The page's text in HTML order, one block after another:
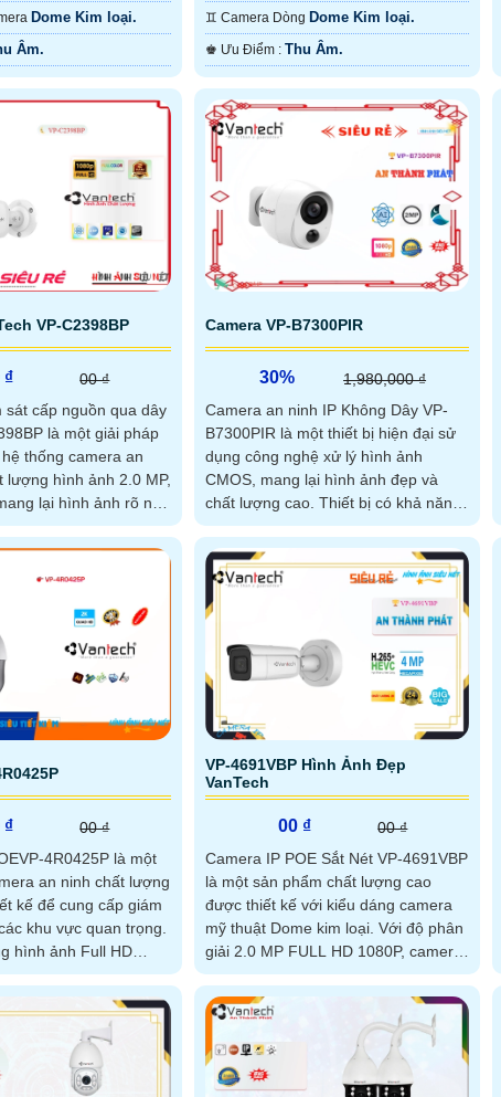
Dome Kim loại.
Âm.
Hồng Ngoại SMD.
♊ Camera Dòng Dome Kim loại.
️♚ Ưu Điểm : Thu Âm.
VP-C2398BP
₫
00 ₫
sát cấp nguồn qua dây
là một giải pháp
thống camera an
lại hình ảnh rõ nét
Camera VP-B7300PIR
30%
1,980,000 ₫
Camera an ninh IP Không Dây VP-
B7300PIR là một thiết bị hiện đại sử
dụng công nghệ xử lý hình ảnh
CMOS, mang lại hình ảnh đẹp và
chất lượng cao. Thiết bị có khả năng
xem trong đêm bằng công nghệ hồng
ngoại 10m, cho phép quan sát 24/7
₫
00 ₫
4R0425P là một
an ninh chất lượng
kế để cung cấp giám
khu vực quan trọng.
hình ảnh Full HD
VP-4691VBP Hình Ảnh Đẹp
VanTech
00 ₫
00 ₫
Camera IP POE Sắt Nét VP-4691VBP
là một sản phẩm chất lượng cao
được thiết kế với kiểu dáng camera
mỹ thuật Dome kim loại. Với độ phân
giải 2.0 MP FULL HD 1080P, camera
này mang...